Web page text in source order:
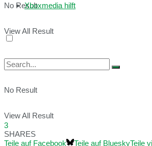
No Result
View All Result
Xboxmedia hilft
No Result
View All Result
3
SHARES
Teile auf Facebook
Teile auf BlueskyTeile